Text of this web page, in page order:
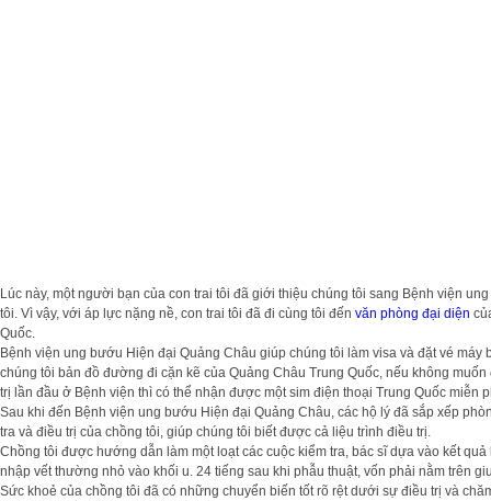
Lúc này, một người bạn của con trai tôi đã giới thiệu chúng tôi sang Bệnh viện
tôi. Vì vậy, với áp lực nặng nề, con trai tôi đã đi cùng tôi đến văn phòng đại diện
Quốc.
Bệnh viện ung bướu Hiện đại Quảng Châu giúp chúng tôi làm visa và đặt vé
chúng tôi bản đồ đường đi cặn kẽ của Quảng Châu Trung Quốc, nếu không
trị lần đầu ở Bệnh viện thì có thể nhận được một sim điện thoại Trung Quốc
Sau khi đến Bệnh viện ung bướu Hiện đại Quảng Châu, các hộ lý đã sắp xếp
tra và điều trị của chồng tôi, giúp chúng tôi biết được cả liệu trình điều trị.
Chồng tôi được hướng dẫn làm một loạt các cuộc kiểm tra, bác sĩ dựa vào kết
nhập vết thường nhỏ vào khối u. 24 tiếng sau khi phẫu thuật, vốn phải nằm trên
Sức khoẻ của chồng tôi đã có những chuyển biến tốt rõ rệt dưới sự điều trị và